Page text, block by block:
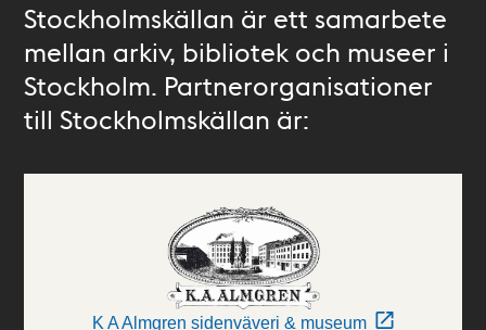
Stockholmskällan är ett samarbete
mellan arkiv, bibliotek och museer i
Stockholm. Partnerorganisationer
till Stockholmskällan är:
K A Almgren sidenväveri & museum